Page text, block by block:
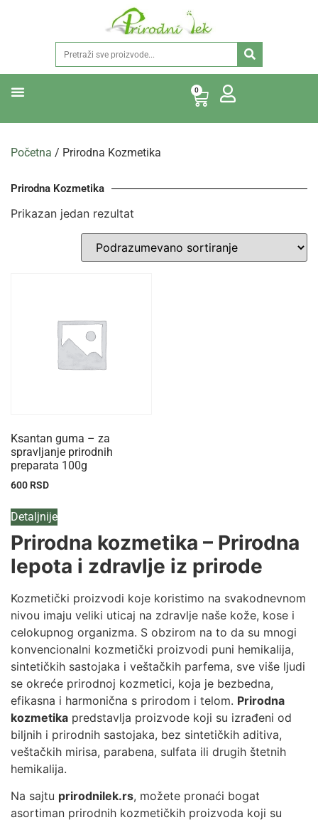
0
Početna / Prirodna Kozmetika
Prirodna Kozmetika
Prikazan jedan rezultat
Ksantan guma – za
spravljanje prirodnih
preparata 100g
600 RSD
Detaljnije
Prirodna kozmetika – Prirodna
lepota i zdravlje iz prirode
Kozmetički proizvodi koje koristimo na svakodnevnom
nivou imaju veliki uticaj na zdravlje naše kože, kose i
celokupnog organizma. S obzirom na to da su mnogi
konvencionalni kozmetički proizvodi puni hemikalija,
sintetičkih sastojaka i veštačkih parfema, sve više ljudi
se okreće prirodnoj kozmetici, koja je bezbedna,
efikasna i harmonična s prirodom i telom. Prirodna
kozmetika predstavlja proizvode koji su izrađeni od
biljnih i prirodnih sastojaka, bez sintetičkih aditiva,
veštačkih mirisa, parabena, sulfata ili drugih štetnih
hemikalija.
Na sajtu prirodnilek.rs, možete pronaći bogat
asortiman prirodnih kozmetičkih proizvoda koji su